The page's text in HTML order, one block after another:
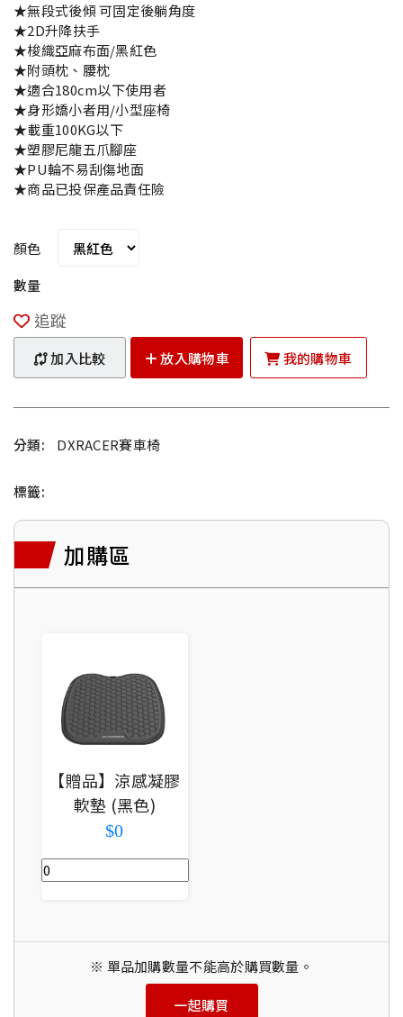
★無段式後傾 可固定後躺角度
★2D升降扶手
★梭織亞麻布面/黑紅色
★附頭枕、腰枕
★適合180cm以下使用者
★身形嬌小者用/小型座椅
★載重100KG以下
★塑膠尼龍五爪腳座
★PU輪不易刮傷地面
★商品已投保產品責任險
顏色
數量
追蹤
加入比較 放入購物車 我的購物車
分類: DXRACER賽車椅
標籤:
加購區
【贈品】涼感凝膠
軟墊 (黑色)
$0
※ 單品加購數量不能高於購買數量。
一起購買